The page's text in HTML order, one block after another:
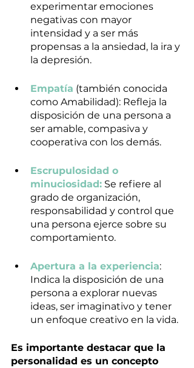
experimentar emociones
negativas con mayor
intensidad y a ser más
propensas a la ansiedad, la ira y
la depresión.
Empatía (también conocida
como Amabilidad): Refleja la
disposición de una persona a
ser amable, compasiva y
cooperativa con los demás.
Escrupulosidad o
minuciosidad: Se refiere al
grado de organización,
responsabilidad y control que
una persona ejerce sobre su
comportamiento.
Apertura a la experiencia:
Indica la disposición de una
persona a explorar nuevas
ideas, ser imaginativo y tener
un enfoque creativo en la vida.
Es importante destacar que la
personalidad es un concepto